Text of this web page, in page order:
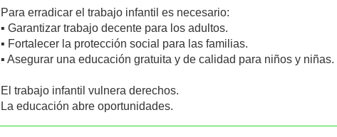
Para erradicar el trabajo infantil es necesario:
▪️ Garantizar trabajo decente para los adultos.
▪️ Fortalecer la protección social para las familias.
▪️ Asegurar una educación gratuita y de calidad para niños y niñas.
El trabajo infantil vulnera derechos.
La educación abre oportunidades.